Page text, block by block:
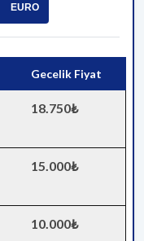
EURO
Gecelik Fiyat
18.750₺
15.000₺
10.000₺